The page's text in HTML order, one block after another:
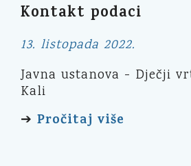
Kontakt podaci
13. listopada 2022.
Javna ustanova - Dječji
Kali
➔ Pročitaj više